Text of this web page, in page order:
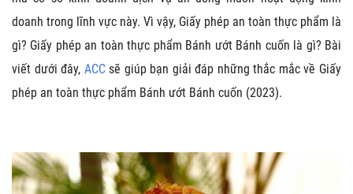
doanh trong lĩnh vực này. Vì vậy, Giấy phép an toàn thực phẩm là
gì? Giấy phép an toàn thực phẩm Bánh ướt Bánh cuốn là gì? Bài
viết dưới đây, ACCsẽ giúp bạn giải đáp những thắc mắc về Giấy
phép an toàn thực phẩm Bánh ướt Bánh cuốn (2023).